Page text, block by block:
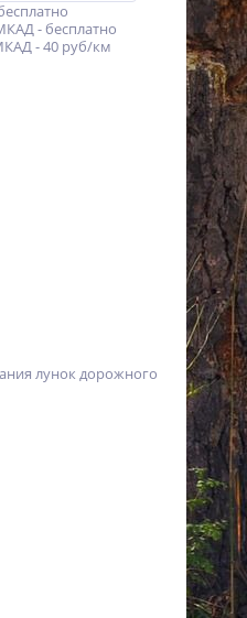
- бесплатно
- 40 руб/км
лунок дорожного